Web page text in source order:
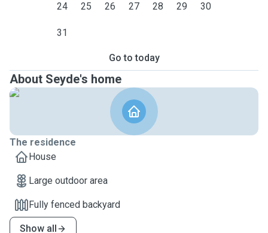
24 25 26 27 28 29 30
31
Go to today
About Seyde's home
The residence
House
Large outdoor area
Fully fenced backyard
Show all